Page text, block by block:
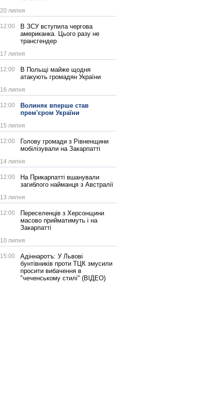
20 липня
12:00
В ЗСУ вступила чергова
американка. Цього разу не
трансгендер
17 липня
12:00
В Польщі майже щодня
атакують громадян України
16 липня
12:00
Волиняк вперше став
прем'єром України
15 липня
12:00
Голову громади з Рівненщини
мобілізували на Закарпатті
14 липня
12:00
На Прикарпатті вшанували
загиблого найманця з Австралії
13 липня
12:00
Переселенців з Херсонщини
масово прийматимуть і на
Закарпатті
10 липня
15:00
Адіннаротъ: У Львові
бунтівників проти ТЦК змусили
просити вибачення в
"чеченському стилі" (ВІДЕО)